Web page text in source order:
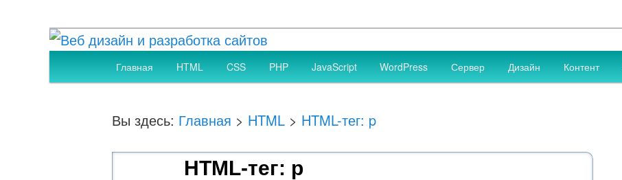
Веб дизайн и разработка сайтов
Создание, SEO оптимизация и продвижение сайтов, разработка дизайна сайтов, HTML, CSS, JavaScript, PHP
меню
Перейти
к
основному
Главная HTML CSS PHP JavaScript WordPress Сервер Дизайн Контент
Вы здесь: Главная > HTML > HTML-тег: p
HTML-тег: p